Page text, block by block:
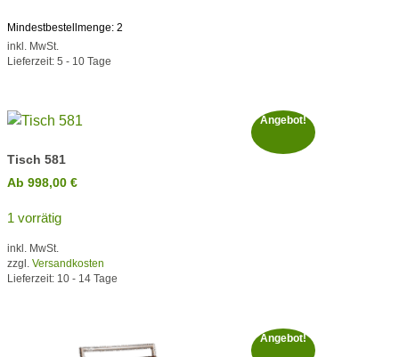
Mindestbestellmenge: 2
inkl. MwSt.
Lieferzeit: 5 - 10 Tage
Angebot!
Tisch 581
Ab 998,00 €
1 vorrätig
inkl. MwSt.
zzgl. Versandkosten
Lieferzeit: 10 - 14 Tage
Angebot!